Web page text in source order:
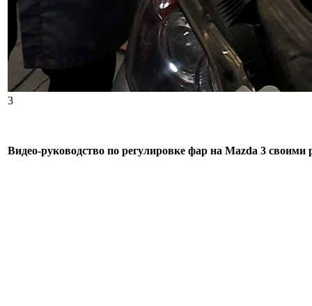
3
Видео-руководство по регулировке фар на Mazda 3 своими